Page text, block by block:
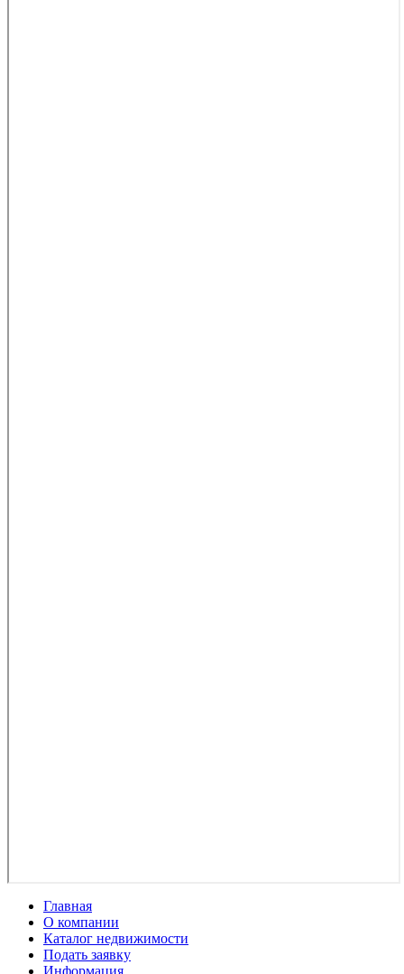
Главная
О компании
Каталог недвижимости
Подать заявку
Информация